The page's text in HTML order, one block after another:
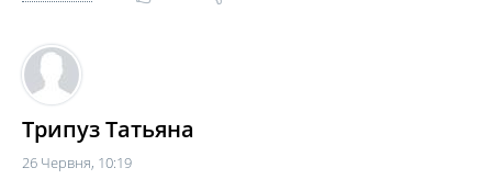
Трипуз Татьяна
26 Червня, 10:19